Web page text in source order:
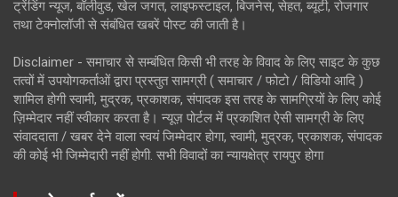
ट्रेंडिंग न्यूज, बॉलीवुड, खेल जगत, लाइफस्टाइल, बिजनेस, सेहत, ब्यूटी, रोजगार
तथा टेक्नोलॉजी से संबंधित खबरें पोस्ट की जाती है।
Disclaimer - समाचार से सम्बंधित किसी भी तरह के विवाद के लिए साइट के कुछ
तत्वों में उपयोगकर्ताओं द्वारा प्रस्तुत सामग्री ( समाचार / फोटो / विडियो आदि )
शामिल होगी स्वामी, मुद्रक, प्रकाशक, संपादक इस तरह के सामग्रियों के लिए कोई
ज़िम्मेदार नहीं स्वीकार करता है। न्यूज़ पोर्टल में प्रकाशित ऐसी सामग्री के लिए
संवाददाता / खबर देने वाला स्वयं जिम्मेदार होगा, स्वामी, मुद्रक, प्रकाशक, संपादक
की कोई भी जिम्मेदारी नहीं होगी. सभी विवादों का न्यायक्षेत्र रायपुर होगा